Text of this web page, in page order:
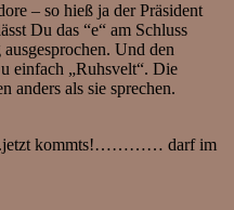
– so hieß ja der Präsident
Du das “e“ am Schluss
Und den
einfach „Ruhsvelt“. Die
anders als sie sprechen.
kommts!………… darf im